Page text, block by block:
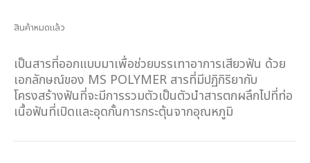
สินค้าหมดแล้ว
เป็นสารที่ออกแบบมาเพื่อช่วยบรรเทาอาการเสียวฟัน ด้วย
เอกลักษณ์ของ MS POLYMER สารที่มีปฏิกิริยากับ
โครงสร้างฟันที่จะมีการรวมตัวเป็นตัวนำสารตกผลึกไปที่ท่อ
เนื้อฟันที่เปิดและอุดกั้นการกระตุ้นจากอุณหภูมิ